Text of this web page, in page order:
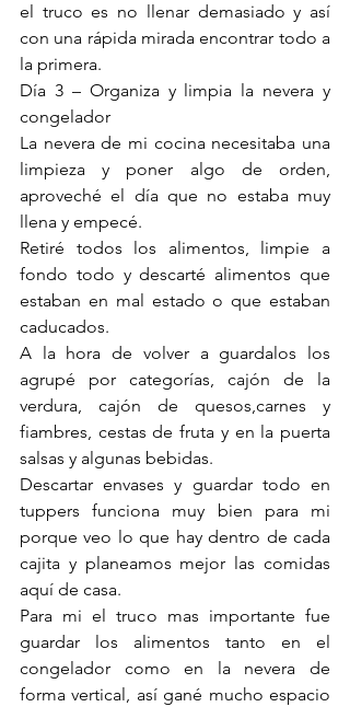
el truco es no llenar demasiado y así
con una rápida mirada encontrar todo a
la primera.
Día 3 – Organiza y limpia la nevera y
congelador
La nevera de mi cocina necesitaba una
limpieza y poner algo de orden,
aproveché el día que no estaba muy
llena y empecé.
Retiré todos los alimentos, limpie a
fondo todo y descarté alimentos que
estaban en mal estado o que estaban
caducados.
A la hora de volver a guardalos los
agrupé por categorías, cajón de la
verdura, cajón de quesos,carnes y
fiambres, cestas de fruta y en la puerta
salsas y algunas bebidas.
Descartar envases y guardar todo en
tuppers funciona muy bien para mi
porque veo lo que hay dentro de cada
cajita y planeamos mejor las comidas
aquí de casa.
Para mi el truco mas importante fue
guardar los alimentos tanto en el
congelador como en la nevera de
forma vertical, así gané mucho espacio